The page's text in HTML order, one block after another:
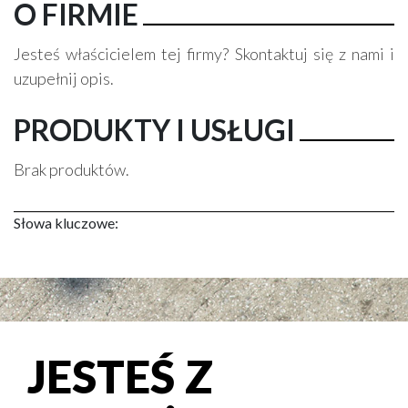
O FIRMIE
Jesteś właścicielem tej firmy? Skontaktuj się z nami i
uzupełnij opis.
PRODUKTY I USŁUGI
Brak produktów.
Słowa kluczowe:
JESTEŚ Z